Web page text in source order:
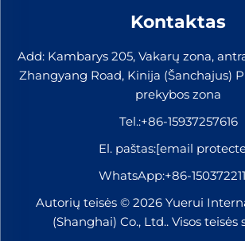
Kontaktas
Add: Kambarys 205, Vakarų zona,
Zhangyang Road, Kinija (Šanchajus)
prekybos zona
Tel.:+86-15937257616
El. paštas:[email
WhatsApp:+86-
Autorių teisės © 2026 Yuerui
(Shanghai) Co., Ltd.. Visos teisės